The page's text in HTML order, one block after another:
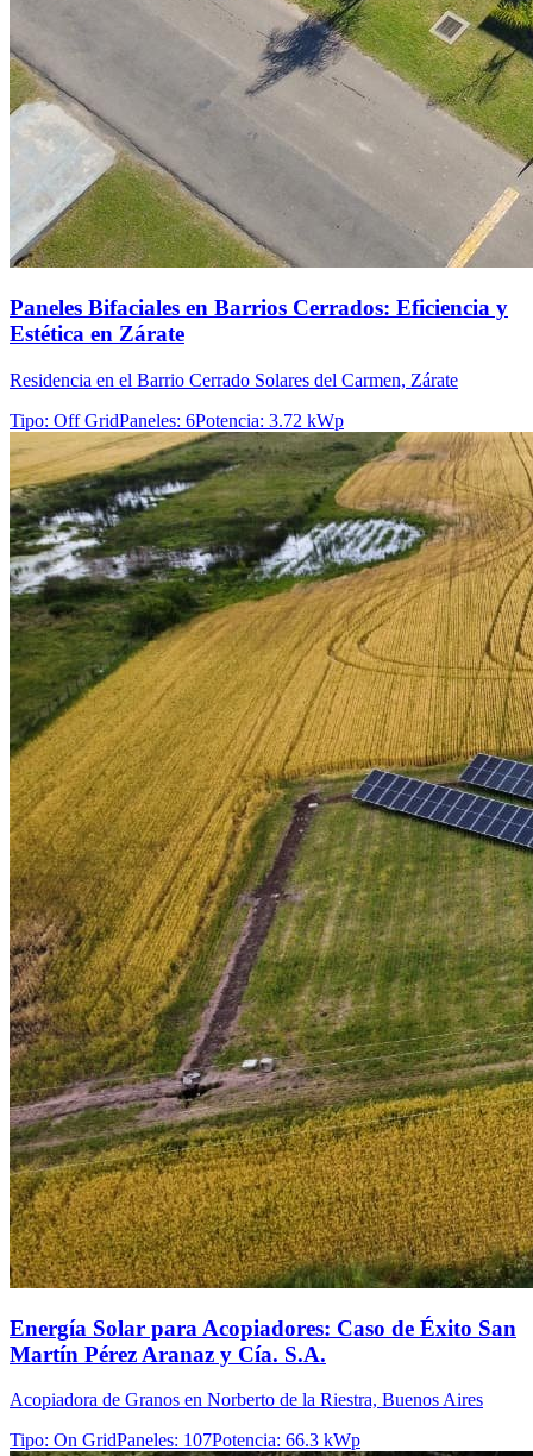
Paneles Bifaciales en Barrios Cerrados: Eficiencia y
Estética en Zárate
Residencia en el Barrio Cerrado Solares del Carmen, Zárate
Tipo: Off GridPaneles: 6Potencia: 3.72 kWp
Energía Solar para Acopiadores: Caso de Éxito San
Martín Pérez Aranaz y Cía. S.A.
Acopiadora de Granos en Norberto de la Riestra, Buenos Aires
Tipo: On GridPaneles: 107Potencia: 66.3 kWp